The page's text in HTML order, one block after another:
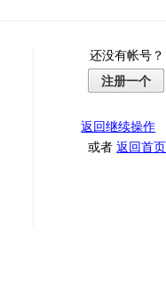
还没有帐号？
注册一个
返回继续操作
或者返回首页